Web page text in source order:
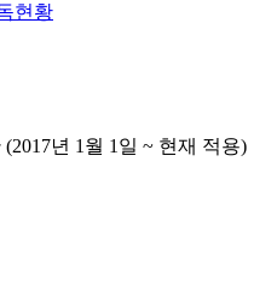
현황
년 1월 1일 ~ 현재 적용)